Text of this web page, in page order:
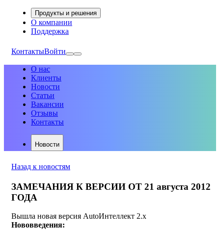
Продукты и решения
О компании
Поддержка
КонтактыВойти
О нас
Клиенты
Новости
Статьи
Вакансии
Отзывы
Контакты
Новости
Назад к новостям
ЗАМЕЧАНИЯ К ВЕРСИИ ОТ 21 августа 2012
ГОДА
Вышла новая версия AutoИнтеллект 2.х
Нововведения: